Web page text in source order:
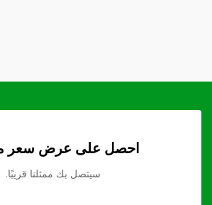
احصل على عرض سعر
سيتصل بك ممثلنا قريبًا.